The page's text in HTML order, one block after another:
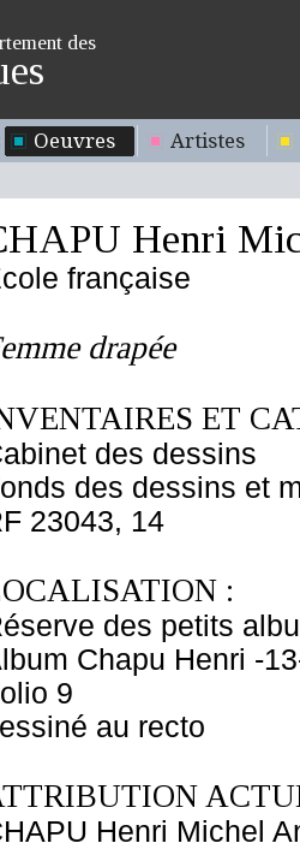
des
Oeuvres Artistes
Henri
française
drapée
ET
des dessins
des dessins et
23043, 14
:
des petits
Chapu Henri -
9
au recto
Henri Michel